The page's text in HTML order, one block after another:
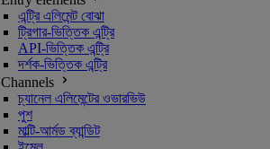
এন্ট্রি এলিমেন্ট বোঝা
ট্রিগার-ভিত্তিক এন্ট্রি
API-ভিত্তিক এন্ট্রি
দর্শক-ভিত্তিক এন্ট্রি
Channels
চ্যানেল এলিমেন্টের ওভারভিউ
পুশ
মাল্টি-আর্মড ব্যান্ডিট